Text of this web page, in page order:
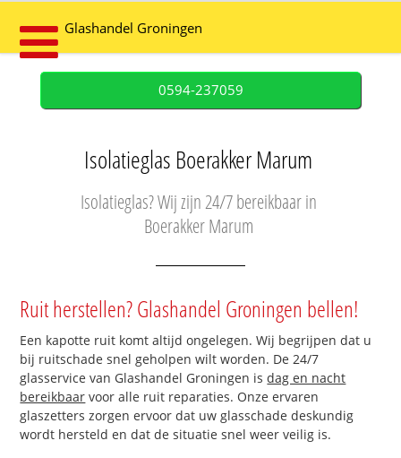
Glashandel Groningen
0594-237059
Isolatieglas Boerakker Marum
Isolatieglas? Wij zijn 24/7 bereikbaar in
Boerakker Marum
Ruit herstellen? Glashandel Groningen bellen!
Een kapotte ruit komt altijd ongelegen. Wij begrijpen dat u
bij ruitschade snel geholpen wilt worden. De 24/7
glasservice van Glashandel Groningen isdag en nacht
bereikbaar voor alle ruit reparaties. Onze ervaren
glaszetters zorgen ervoor dat uw glasschade deskundig
wordt hersteld en dat de situatie snel weer veilig is.